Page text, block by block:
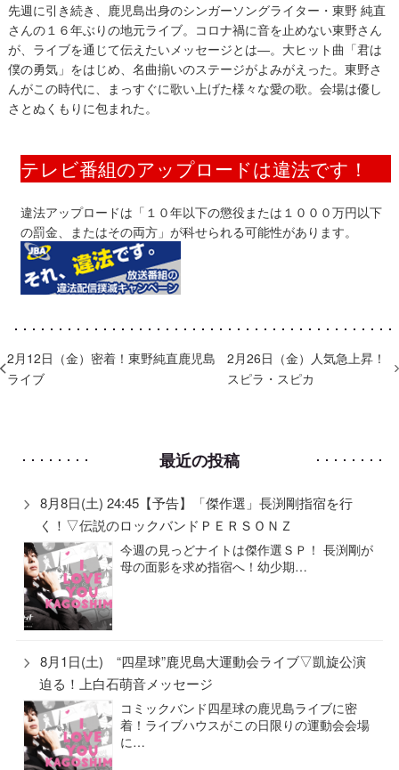
先週に引き続き、鹿児島出身のシンガーソングライター・東野 純直
さんの１６年ぶりの地元ライブ。コロナ禍に音を止めない東野さん
が、ライブを通じて伝えたいメッセージとは―。大ヒット曲「君は
僕の勇気」をはじめ、名曲揃いのステージがよみがえった。東野さ
んがこの時代に、まっすぐに歌い上げた様々な愛の歌。会場は優し
さとぬくもりに包まれた。
テレビ番組のアップロードは違法です！
違法アップロードは「１０年以下の懲役または１０００万円以下
の罰金、またはその両方」が科せられる可能性があります。
​2月12日（金）密着！東野純直鹿児島
ライブ
2月26日（金）人気急上昇！
スピラ・スピカ
最近の投稿
8月8日(土) 24:45【予告】「傑作選」長渕剛指宿を行
く！▽伝説のロックバンドＰＥＲＳＯＮＺ
今週の見っどナイトは傑作選ＳＰ！ 長渕剛が
母の面影を求め指宿へ！幼少期…
8月1日(土) “四星球”鹿児島大運動会ライブ▽凱旋公演
迫る！上白石萌音メッセージ
コミックバンド四星球の鹿児島ライブに密
着！ライブハウスがこの日限りの運動会会場
に…